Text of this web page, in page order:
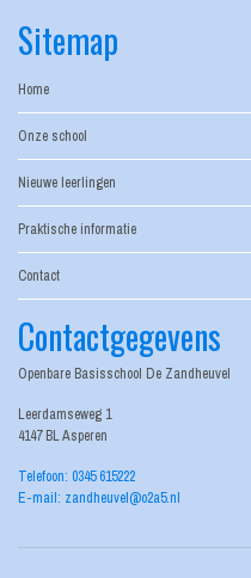
Sitemap
Home
Onze school
Nieuwe leerlingen
Praktische informatie
Contact
Contactgegevens
Openbare Basisschool De Zandheuvel
Leerdamseweg 1
4147 BL Asperen
Telefoon: 0345 615222
E-mail: zandheuvel@o2a5.nl